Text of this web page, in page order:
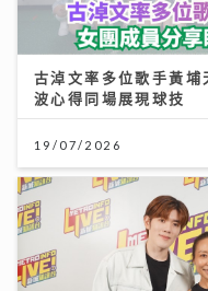
古淖文率多位歌手黃
波心得同場展現球技
19/07/2026